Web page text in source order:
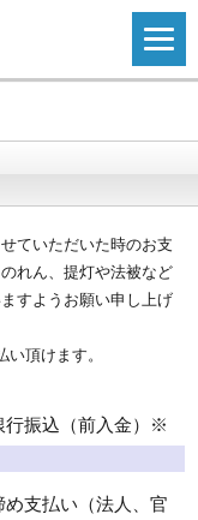
ていただいた時のお支
れん、提灯や法被など
すようお願い申し上げ
頂けます。
行振込（前入金）※
め支払い（法人、官